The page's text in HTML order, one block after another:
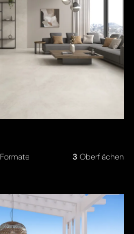
Formate 3 Oberflächen